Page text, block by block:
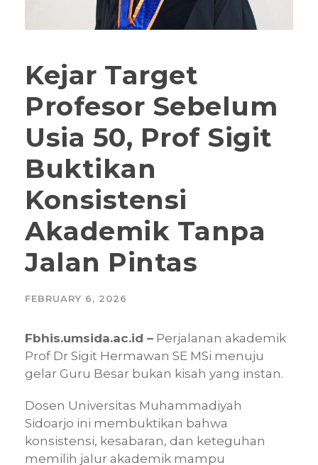
Kejar Target
Profesor Sebelum
Usia 50, Prof Sigit
Buktikan
Konsistensi
Akademik Tanpa
Jalan Pintas
FEBRUARY 6, 2026
Fbhis.umsida.ac.id – Perjalanan akademik
Prof Dr Sigit Hermawan SE MSi menuju
gelar Guru Besar bukan kisah yang instan.
Dosen Universitas Muhammadiyah
Sidoarjo ini membuktikan bahwa
konsistensi, kesabaran, dan keteguhan
memilih jalur akademik mampu